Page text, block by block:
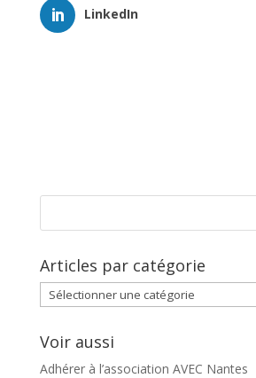
LinkedIn
Articles par catégorie
Articles
par
Voir aussi
Adhérer à l’association AVEC Nantes